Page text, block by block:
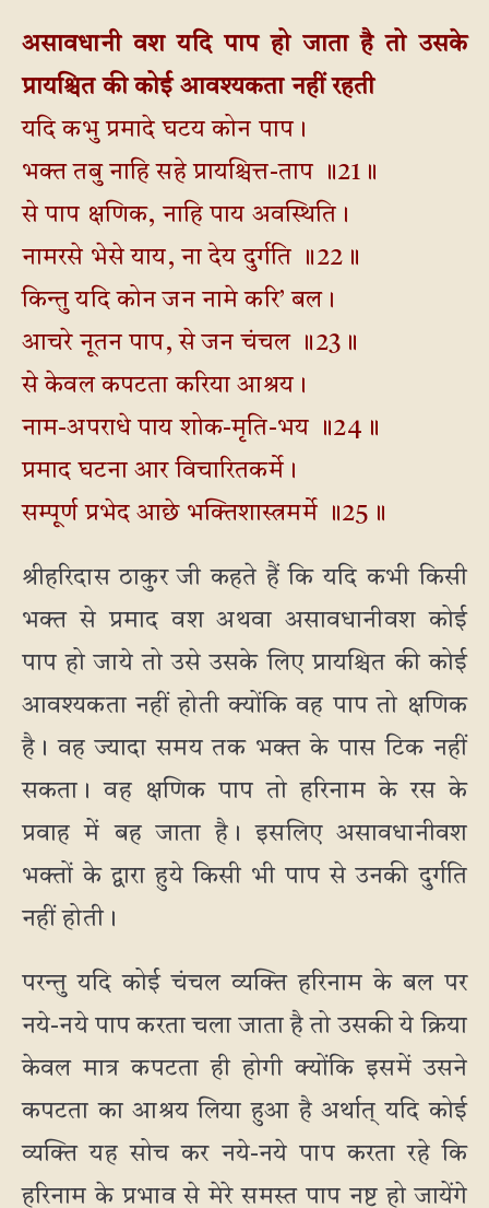
असावधानी वश यदि पाप हो जाता है तो उसके
प्रायश्चित की कोई आवश्यकता नहीं रहती
यदि कभु प्रमादे घटय कोन पाप।
भक्त तबु नाहि सहे प्रायश्चित्त-ताप ॥21॥
से पाप क्षणिक, नाहि पाय अवस्थिति।
नामरसे भेसे याय, ना देय दुर्गति ॥22॥
किन्तु यदि कोन जन नामे करि’ बल।
आचरे नूतन पाप, से जन चंचल ॥23॥
से केवल कपटता करिया आश्रय।
नाम-अपराधे पाय शोक-मृति-भय ॥24॥
प्रमाद घटना आर विचारितकर्मे।
सम्पूर्ण प्रभेद आछे भक्तिशास्त्रमर्मे ॥25॥
श्रीहरिदास ठाकुर जी कहते हैं कि यदि कभी किसी
भक्त से प्रमाद वश अथवा असावधानीवश कोई
पाप हो जाये तो उसे उसके लिए प्रायश्चित की कोई
आवश्यकता नहीं होती क्योंकि वह पाप तो क्षणिक
है। वह ज्यादा समय तक भक्त के पास टिक नहीं
सकता। वह क्षणिक पाप तो हरिनाम के रस के
प्रवाह में बह जाता है। इसलिए असावधानीवश
भक्तों के द्वारा हुये किसी भी पाप से उनकी दुर्गति
नहीं होती।
परन्तु यदि कोई चंचल व्यक्ति हरिनाम के बल पर
नये-नये पाप करता चला जाता है तो उसकी ये क्रिया
केवल मात्र कपटता ही होगी क्योंकि इसमें उसने
कपटता का आश्रय लिया हुआ है अर्थात् यदि कोई
व्यक्ति यह सोच कर नये-नये पाप करता रहे कि
हरिनाम के प्रभाव से मेरे समस्त पाप नष्ट हो जायेंगे